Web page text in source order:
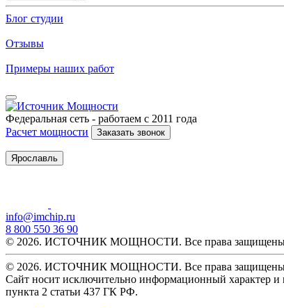
Блог студии
Отзывы
Примеры наших работ
Федеральная сеть - работаем с 2011 года
Расчет мощности
Заказать звонок
Ярославль
info@imchip.ru
8 800 550 36 90
© 2026. ИСТОЧНИК МОЩНОСТИ. Все права
© 2026. ИСТОЧНИК МОЩНОСТИ. Все права
Сайт носит исключительно информационный характер
пункта 2 статьи 437 ГК РФ.